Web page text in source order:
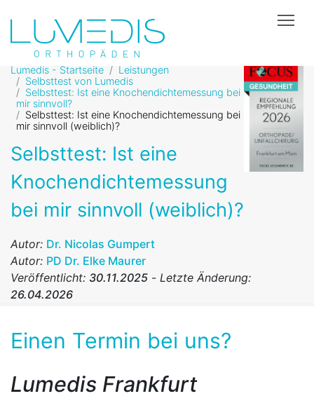
Lumedis - Startseite
Leistungen
Selbsttest von Lumedis
Selbsttest: Ist eine Knochendichtemessung bei
mir sinnvoll?
Selbsttest: Ist eine Knochendichtemessung bei
mir sinnvoll (weiblich)?
Selbsttest: Ist eine
Knochendichtemessung
bei mir sinnvoll (weiblich)?
Autor: Dr. Nicolas Gumpert
Autor: PD Dr. Elke Maurer
Veröffentlicht: 30.11.2025 - Letzte Änderung:
26.04.2026
Einen Termin bei uns?
Lumedis Frankfurt